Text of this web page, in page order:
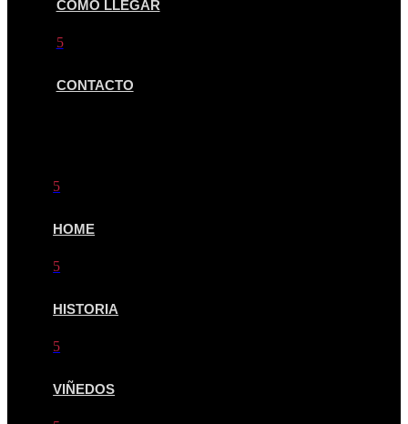
CÓMO LLEGAR
5
CONTACTO
5
HOME
5
HISTORIA
5
VIÑEDOS